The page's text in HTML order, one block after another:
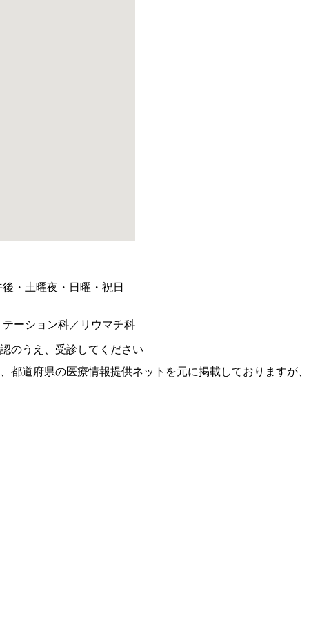
・土曜夜・日曜・祝日
ーション科／リウマチ科
のうえ、受診してください
都道府県の医療情報提供ネットを元に掲載しておりますが